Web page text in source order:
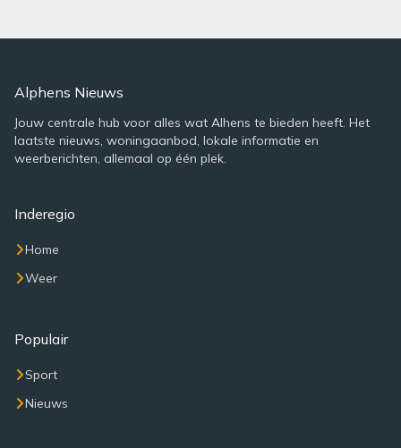
Alphens Nieuws
Jouw centrale hub voor alles wat Alhens te bieden heeft. Het
laatste nieuws, woningaanbod, lokale informatie en
weerberichten, allemaal op één plek.
Inderegio
Home
Weer
Populair
Sport
Nieuws